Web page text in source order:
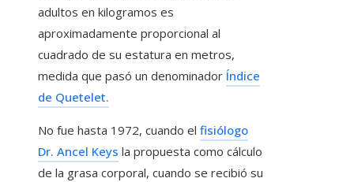
adultos en kilogramos es
aproximadamente proporcional al
cuadrado de su estatura en metros,
medida que pasó un denominador Índice
de Quetelet.
No fue hasta 1972, cuando el fisiólogo
Dr. Ancel Keys la propuesta como cálculo
de la grasa corporal, cuando se recibió su